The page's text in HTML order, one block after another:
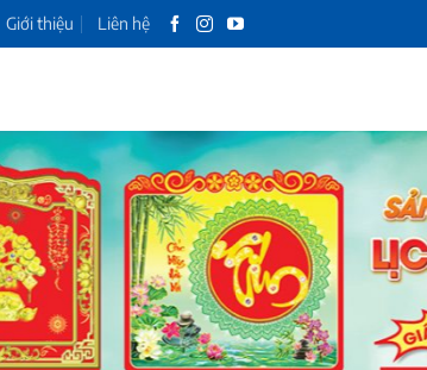
Giới thiệu Liên hệ